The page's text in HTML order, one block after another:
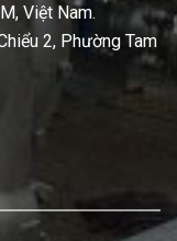
Việt Nam.
2, Phường Tam